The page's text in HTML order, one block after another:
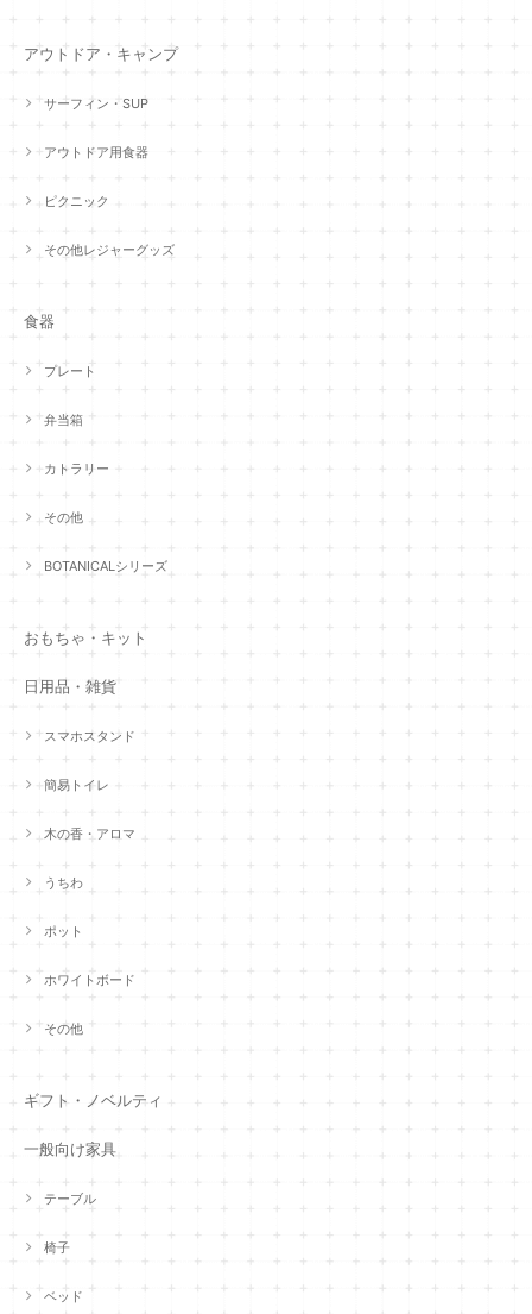
アウトドア・キャンプ
サーフィン・SUP
アウトドア用食器
ピクニック
その他レジャーグッズ
食器
プレート
弁当箱
カトラリー
その他
BOTANICALシリーズ
おもちゃ・キット
日用品・雑貨
スマホスタンド
簡易トイレ
木の香・アロマ
うちわ
ポット
ホワイトボード
その他
ギフト・ノベルティ
一般向け家具
テーブル
椅子
ベッド